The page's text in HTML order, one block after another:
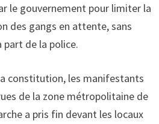
le gouvernement pour limiter la
des gangs en attente, sans
part de la police.
constitution, les manifestants
de la zone métropolitaine de
a pris fin devant les locaux